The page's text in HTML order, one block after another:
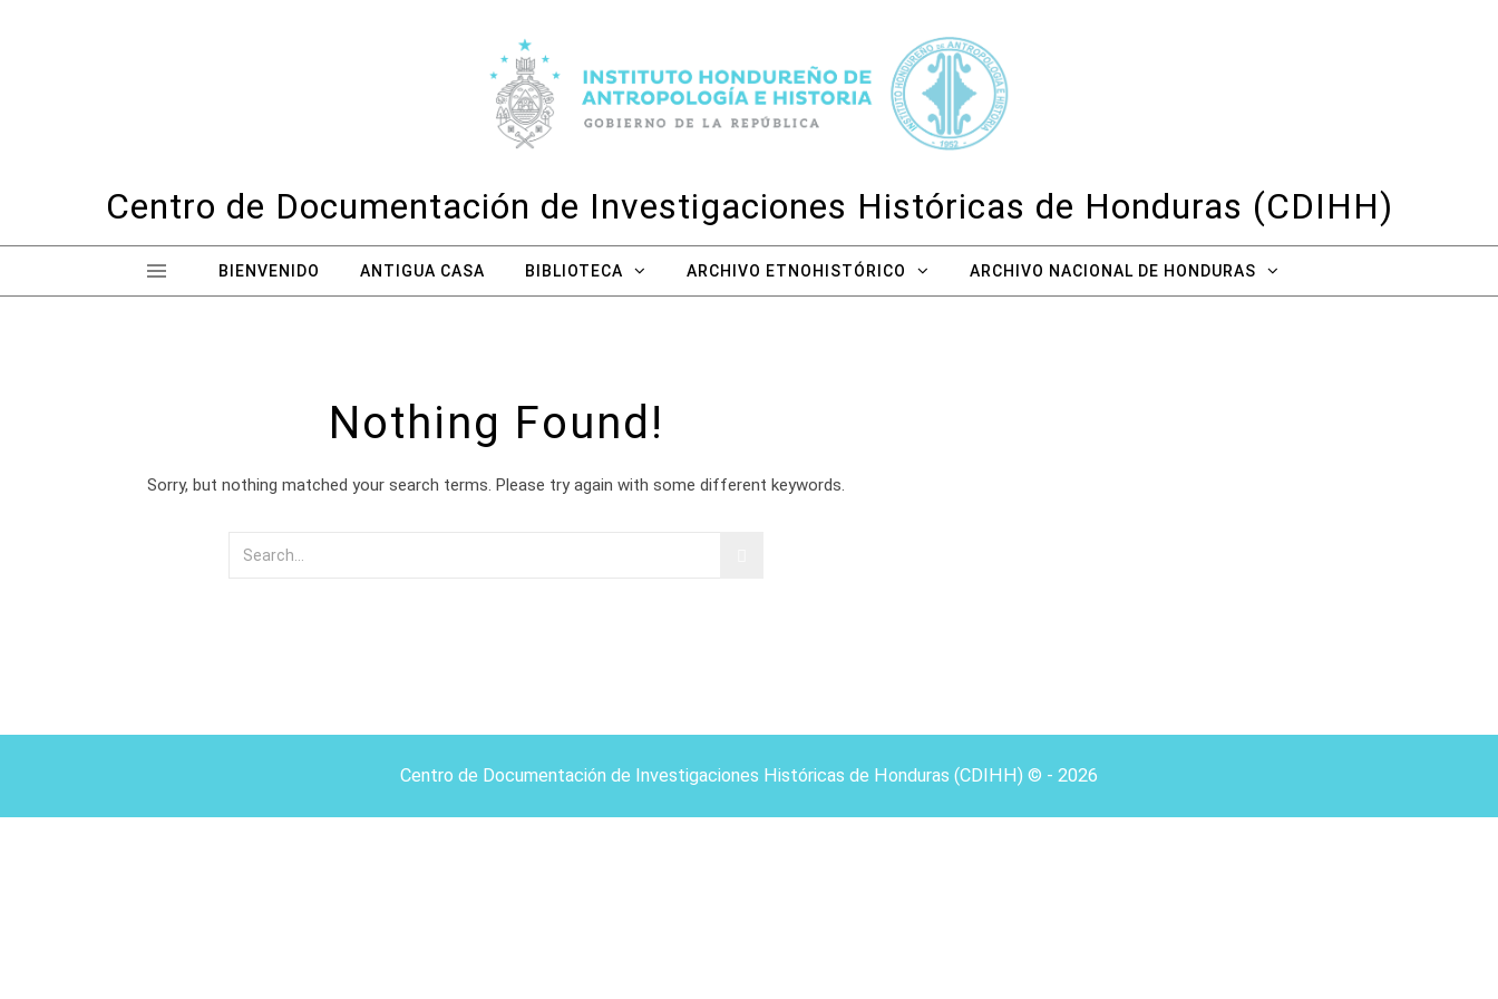
Centro de Documentación de Investigaciones Históricas de Honduras (CDIHH)
BIENVENIDO ANTIGUA CASA BIBLIOTECA ARCHIVO ETNOHISTÓRICO ARCHIVO NACIONAL DE HONDURAS
Nothing Found!
Sorry, but nothing matched your search terms. Please try again with some different keywords.
Centro de Documentación de Investigaciones Históricas de Honduras (CDIHH) © - 2026